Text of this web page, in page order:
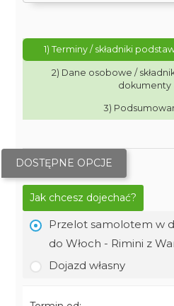
1) Terminy / składniki
2) Dane osobowe /
dokumenty
3)
DOSTĘPNE OPCJE
Jak chcesz dojechać?
Przelot samolotem w
do Włoch - Rimini z
Dojazd własny